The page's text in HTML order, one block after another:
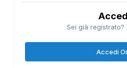
Sei già registrato?
Accedi